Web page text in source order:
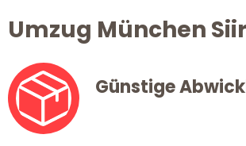
Umzug München
Günstige